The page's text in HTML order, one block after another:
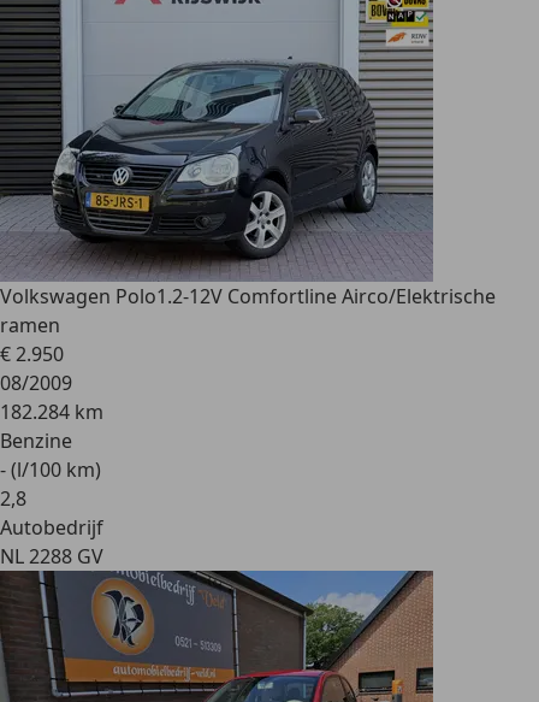
Volkswagen Polo1.2-12V Comfortline Airco/Elektrische
ramen
€ 2.950
08/2009
182.284 km
Benzine
- (l/100 km)
2,8
Autobedrijf
NL 2288 GV